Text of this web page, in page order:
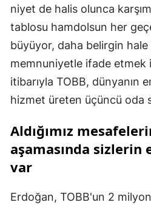
niyet de halis olunca
tablosu hamdolsun her
büyüyor, daha belirgin
memnuniyetle ifade etmek
itibarıyla TOBB, dünyanın
hizmet üreten üçüncü oda
Aldığımız
aşamasında sizlerin
var
Erdoğan, TOBB'un 2